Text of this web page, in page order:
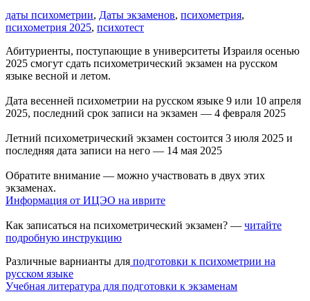
даты психометрии, Даты экзаменов, психометрия,
психометрия 2025, психотест
Абитуриенты, поступающие в университеты Израиля осенью
2025 смогут сдать психометрический экзамен на русском
языке весной и летом.
Дата весенней психометрии на русском языке 9 или 10 апреля
2025, последний срок записи на экзамен — 4 февраля 2025
Летний психометрический экзамен состоится 3 июля 2025 и
последняя дата записи на него — 14 мая 2025
Обратите внимание — можно участвовать в двух этих
экзаменах.
Информация от ИЦЭО на иврите
Как записаться на психометрический экзамен? — читайте
подробную инструкцию
Различные варнианты для подготовки к психометрии на
русском языке
Учебная литература для подготовки к экзаменам